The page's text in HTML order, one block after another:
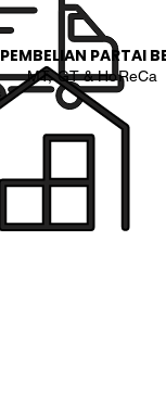
PEMBELIAN PARTAI
MT, GT & HoReCa